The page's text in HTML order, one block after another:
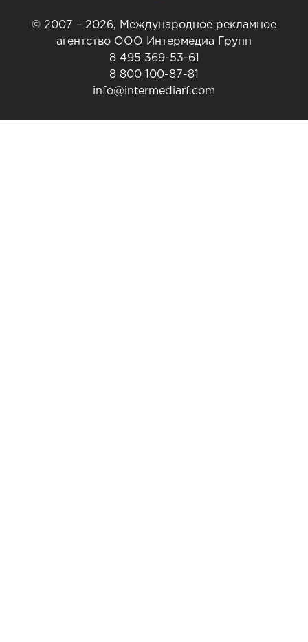
© 2007 – 2026, Международное рекламное
агентство ООО Интермедиа Групп
8 495 369-53-61
8 800 100-87-81
info@intermediarf.com